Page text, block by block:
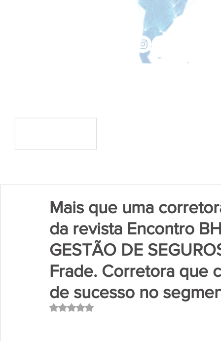
Mais que uma
da revista Encontro
GESTÃO DE
Frade. Corretora que
de sucesso no
Avaliado com NaN de 5 estrelas.